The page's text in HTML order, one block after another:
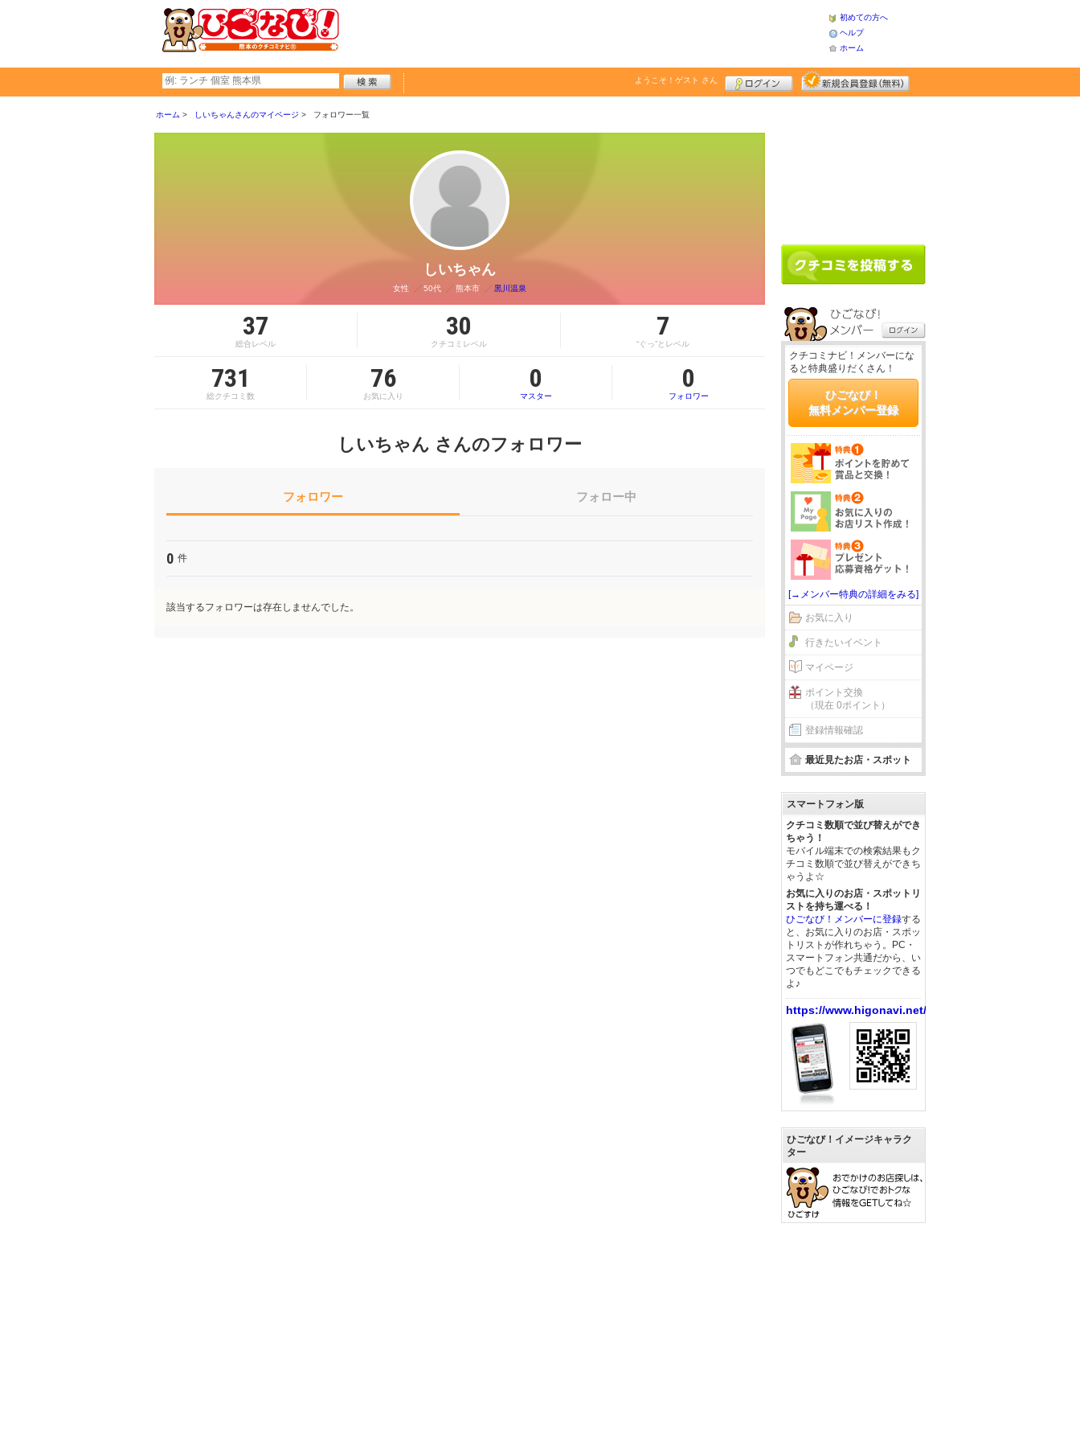
初めての方へ
ヘルプ
ホーム
ようこそ！ ゲスト さん
ホーム しいちゃんさんのマイページ フォロワー一覧
しいちゃん
女性 50代 熊本市 黒川温泉
37
総合レベル
30
クチコミレベル
7
“ぐっ”とレベル
731
総クチコミ数
76
お気に入り
0
マスター
0
フォロワー
しいちゃん さんのフォロワー
フォロワー フォロー中
0 件
該当するフォロワーは存在しませんでした。
クチコミナビ！メンバーにな
ると特典盛りだくさん！
ひごなび！
無料メンバー登録
[→メンバー特典の詳細をみる]
お気に入り
行きたいイベント
マイページ
ポイント交換
（現在 0ポイント）
登録情報確認
最近見たお店・スポット
スマートフォン版
クチコミ数順で並び替えができ
ちゃう！
モバイル端末での検索結果もク
チコミ数順で並び替えができち
ゃうよ☆
お気に入りのお店・スポットリ
ストを持ち運べる！
ひごなび！メンバーに登録する
と、お気に入りのお店・スポッ
トリストが作れちゃう。PC・
スマートフォン共通だから、い
つでもどこでもチェックできる
よ♪
https://www.higonavi.net/
ひごなび！イメージキャラク
ター